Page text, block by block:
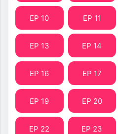
EP 10 EP 11
EP 13 EP 14
EP 16 EP 17
EP 19 EP 20
EP 22 EP 23